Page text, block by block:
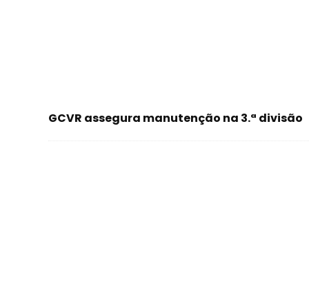
GCVR assegura manutenção na 3.ª divisão